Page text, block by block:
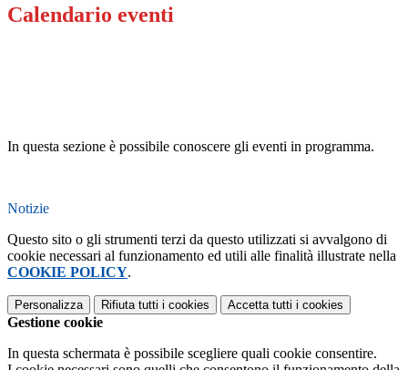
Calendario eventi
In questa sezione è possibile conoscere gli eventi in programma.
Notizie
Questo sito o gli strumenti terzi da questo utilizzati si avvalgono di
cookie necessari al funzionamento ed utili alle finalità illustrate nella
COOKIE POLICY.
Personalizza Rifiuta tutti i cookies Accetta tutti i cookies
Gestione cookie
In questa schermata è possibile scegliere quali cookie consentire.